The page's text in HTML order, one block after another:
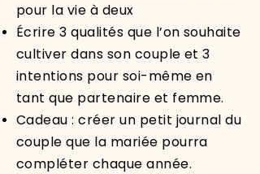
pour la vie à deux
Écrire 3 qualités que l’on souhaite
cultiver dans son couple et 3
intentions pour soi-même en
tant que partenaire et femme.
Cadeau : créer un petit journal du
couple que la mariée pourra
compléter chaque année.